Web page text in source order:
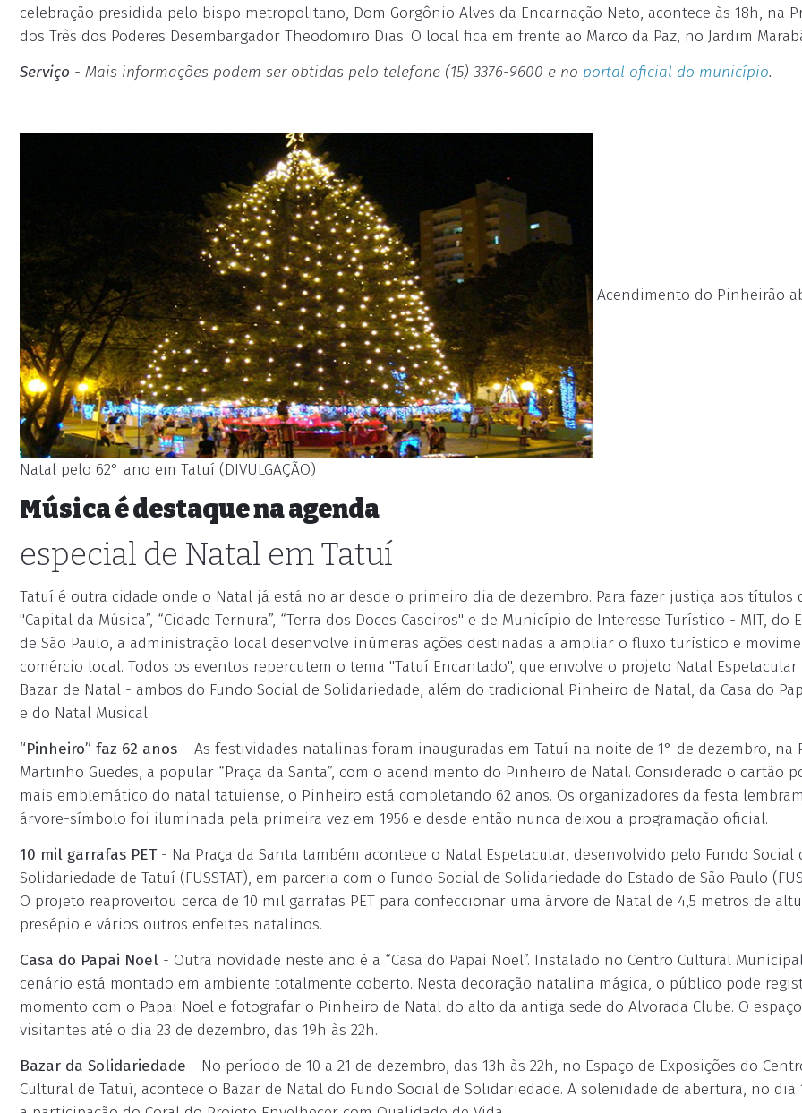
celebração presidida pelo bispo metropolitano, Dom Gorgônio Alves da Encarnação Neto, acontece às 18h, na
dos Três dos Poderes Desembargador Theodomiro Dias. O local fica em frente ao Marco da Paz, no Jardim
Serviço - Mais informações podem ser obtidas pelo telefone (15) 3376-9600 e no portal oficial do município.
Acendimento do Pinheirão
Natal pelo 62° ano em Tatuí (DIVULGAÇÃO)
Música é destaque na agenda
especial de Natal em Tatuí
Tatuí é outra cidade onde o Natal já está no ar desde o primeiro dia de dezembro. Para fazer justiça aos títulos
"Capital da Música”, “Cidade Ternura”, “Terra dos Doces Caseiros" e de Município de Interesse Turístico - MIT, do
de São Paulo, a administração local desenvolve inúmeras ações destinadas a ampliar o fluxo turístico e
comércio local. Todos os eventos repercutem o tema "Tatuí Encantado", que envolve o projeto Natal Espetacular
Bazar de Natal - ambos do Fundo Social de Solidariedade, além do tradicional Pinheiro de Natal, da Casa do
e do Natal Musical.
“Pinheiro” faz 62 anos – As festividades natalinas foram inauguradas em Tatuí na noite de 1° de dezembro, na
Martinho Guedes, a popular “Praça da Santa”, com o acendimento do Pinheiro de Natal. Considerado o cartão
mais emblemático do natal tatuiense, o Pinheiro está completando 62 anos. Os organizadores da festa
árvore-símbolo foi iluminada pela primeira vez em 1956 e desde então nunca deixou a programação oficial.
10 mil garrafas PET- Na Praça da Santa também acontece o Natal Espetacular, desenvolvido pelo Fundo Social
Solidariedade de Tatuí (FUSSTAT), em parceria com o Fundo Social de Solidariedade do Estado de São Paulo
O projeto reaproveitou cerca de 10 mil garrafas PET para confeccionar uma árvore de Natal de 4,5 metros de
presépio e vários outros enfeites natalinos.
Casa do Papai Noel - Outra novidade neste ano é a “Casa do Papai Noel”. Instalado no Centro Cultural
cenário está montado em ambiente totalmente coberto. Nesta decoração natalina mágica, o público pode
momento com o Papai Noel e fotografar o Pinheiro de Natal do alto da antiga sede do Alvorada Clube. O
visitantes até o dia 23 de dezembro, das 19h às 22h.
Bazar da Solidariedade - No período de 10 a 21 de dezembro, das 13h às 22h, no Espaço de Exposições do
Cultural de Tatuí, acontece o Bazar de Natal do Fundo Social de Solidariedade. A solenidade de abertura, no dia